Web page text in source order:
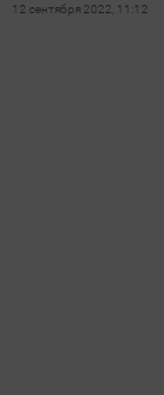
12 сентября 2022, 11:12